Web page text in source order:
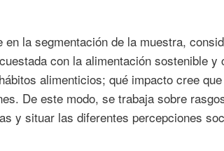
la segmentación de la muestra,
con la alimentación sostenible y
alimenticios; qué impacto cree
De este modo, se trabaja sobre
y situar las diferentes percepciones